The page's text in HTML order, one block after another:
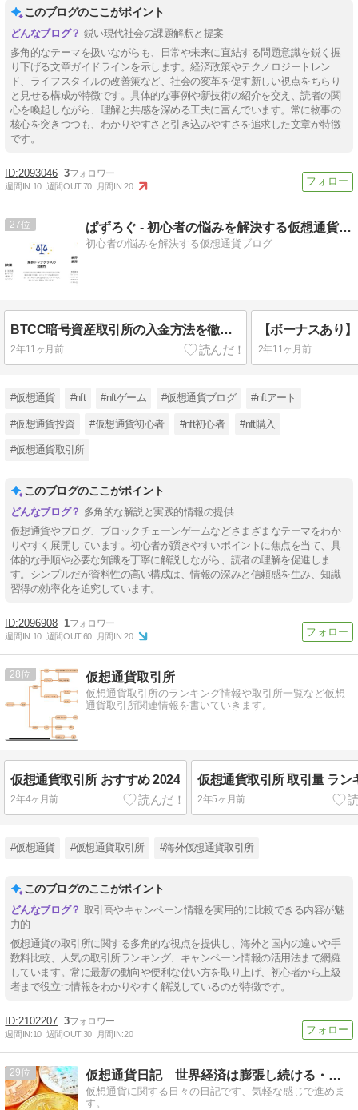
このブログのここがポイント
鋭い現代社会の課題解釈と提案
多角的なテーマを扱いながらも、日常や未来に直結する問題意識を鋭く掘
り下げる文章ガイドラインを示します。経済政策やテクノロジートレン
ド、ライフスタイルの改善策など、社会の変革を促す新しい視点をちらり
と見せる構成が特徴です。具体的な事例や新技術の紹介を交え、読者の関
心を喚起しながら、理解と共感を深める工夫に富んでいます。常に物事の
核心を突きつつも、わかりやすさと引き込みやすさを追求した文章が特徴
です。
2093046 3
週間IN:10 週間OUT:70 月間IN:20
27 ぱずろぐ - 初心者の悩みを解決する仮想通貨ブログ
初心者の悩みを解決する仮想通貨ブログ
BTCC暗号資産取引所の入金方法を徹底解説！
2年11ヶ月前 2年11ヶ月前
#仮想通貨 #nft #nftゲーム #仮想通貨ブログ #nftアート
#仮想通貨投資 #仮想通貨初心者 #nft初心者 #nft購入
#仮想通貨取引所
このブログのここがポイント
多角的な解説と実践的情報の提供
仮想通貨やブログ、ブロックチェーンゲームなどさまざまなテーマをわか
りやすく展開しています。初心者が躓きやすいポイントに焦点を当て、具
体的な手順や必要な知識を丁寧に解説しながら、読者の理解を促進しま
す。シンプルだが資料性の高い構成は、情報の深みと信頼感を生み、知識
習得の効率化を追究しています。
2096908 1
週間IN:10 週間OUT:60 月間IN:20
28 仮想通貨取引所
仮想通貨取引所のランキング情報や取引所一覧など仮想
通貨取引所関連情報を書いていきます。
仮想通貨取引所 おすすめ 2024
2年4ヶ月前
仮想通貨取引所 取引量 ラン
2年5ヶ月前
#仮想通貨 #仮想通貨取引所 #海外仮想通貨取引所
このブログのここがポイント
取引高やキャンペーン情報を実用的に比較できる内容が魅
力的
仮想通貨の取引所に関する多角的な視点を提供し、海外と国内の違いや手
数料比較、人気の取引所ランキング、キャンペーン情報の活用法まで網羅
しています。常に最新の動向や便利な使い方を取り上げ、初心者から上級
者まで役立つ情報をわかりやすく解説しているのが特徴です。
2102207 3
週間IN:10 週間OUT:30 月間IN:20
29 仮想通貨日記 世界経済は膨張し続ける・・・
仮想通貨に関する日々の日記です、気軽な感じで進めま
す。